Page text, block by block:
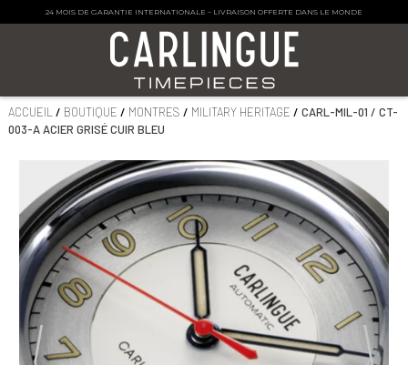
24 MOIS DE GARANTIE INTERNATIONALE – LIVRAISON OFFERTE DANS LE MONDE
ACCUEIL / BOUTIQUE / MONTRES / MILITARY HERITAGE / CARL-MIL-01 / CT-
003-A ACIER GRISÉ CUIR BLEU